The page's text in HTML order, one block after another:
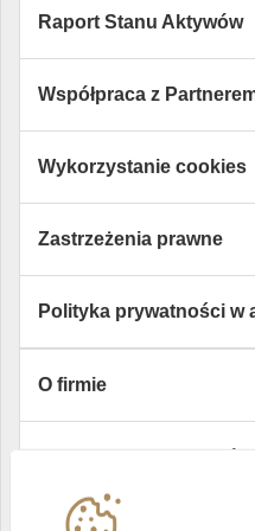
Raport Stanu Aktywów
Współpraca z
Wykorzystanie cookies
Zastrzeżenia prawne
Polityka prywatności w
O firmie